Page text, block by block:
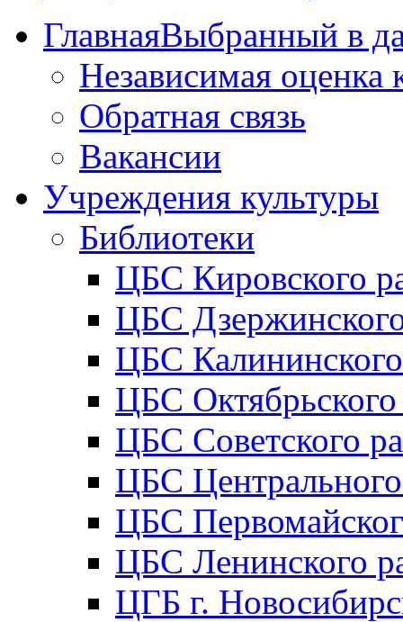
ГлавнаяВыбранный в
Независимая оценка
Обратная связь
Вакансии
Учреждения культуры
Библиотеки
ЦБС Кировского
ЦБС
ЦБС
ЦБС
ЦБС Советского
ЦБС
ЦБС
ЦБС Ленинского
ЦГБ г.